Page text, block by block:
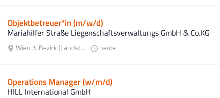
Objektbetreuer*in (m/w/d)
Mariahilfer Straße Liegenschaftsverwaltungs GmbH & Co.KG
Wien 3. Bezirk (Landstraße) heute
Operations Manager (w/m/d)
HILL International GmbH